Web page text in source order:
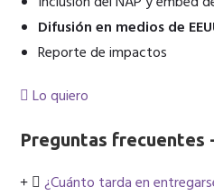
Difusión en medios de
Reporte de impactos
Lo quiero
Preguntas frecuentes
¿Cuánto tarda en